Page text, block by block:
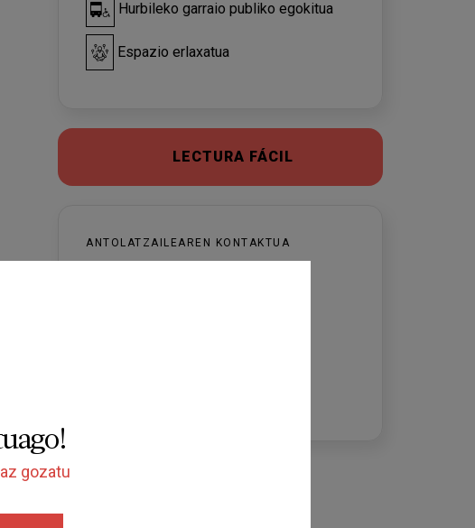
Hurbileko garraio publiko egokitua
Espazio erlaxatua
LECTURA FÁCIL
ANTOLATZAILEAREN KONTAKTUA
gozatu